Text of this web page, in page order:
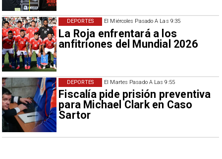
El Miércoles Pasado A Las 9:35
La Roja enfrentará a los
anfitriones del Mundial 2026
DEPORTES
El Martes Pasado A Las 9:55
Fiscalía pide prisión preventiva
para Michael Clark en Caso
Sartor
DEPORTES